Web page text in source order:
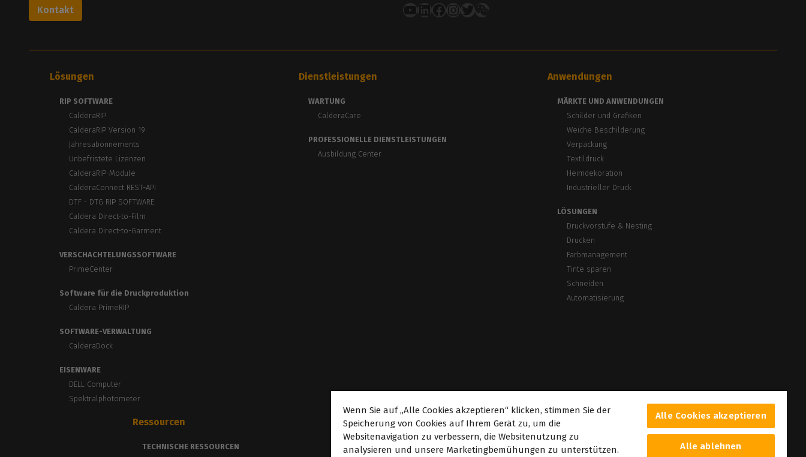
Kontakt YouTube
LinkedIn
Facebook
Instagram
Twitter
Lösungen
RIP SOFTWARE
CalderaRIP
CalderaRIP Version 19
Jahresabonnements
Unbefristete Lizenzen
CalderaRIP-Module
CalderaConnect REST-API
DTF - DTG RIP SOFTWARE
Caldera Direct-to-Film
Caldera Direct-to-Garment
VERSCHACHTELUNGSSOFTWARE
PrimeCenter
Software für die Druckproduktion
Caldera PrimeRIP
SOFTWARE-VERWALTUNG
CalderaDock
EISENWARE
DELL Computer
Spektralphotometer
Dienstleistungen
WARTUNG
CalderaCare
PROFESSIONELLE DIENSTLEISTUNGEN
Ausbildung Center
Anwendungen
MÄRKTE UND ANWENDUNGEN
Schilder und Grafiken
Weiche Beschilderung
Verpackung
Textildruck
Heimdekoration
Industrieller Druck
LÖSUNGEN
Druckvorstufe & Nesting
Drucken
Farbmanagement
Tinte sparen
Schneiden
Automatisierung
Ressourcen
TECHNISCHE RESSOURCEN
Über
Über Caldera
Wenn Sie auf „Alle Cookies akzeptieren“ klicken, stimmen Sie der
Speicherung von Cookies auf Ihrem Gerät zu, um die
Websitenavigation zu verbessern, die Websitenutzung zu
analysieren und unsere Marketingbemühungen zu unterstützen.
Alle Cookies akzeptieren
Alle ablehnen